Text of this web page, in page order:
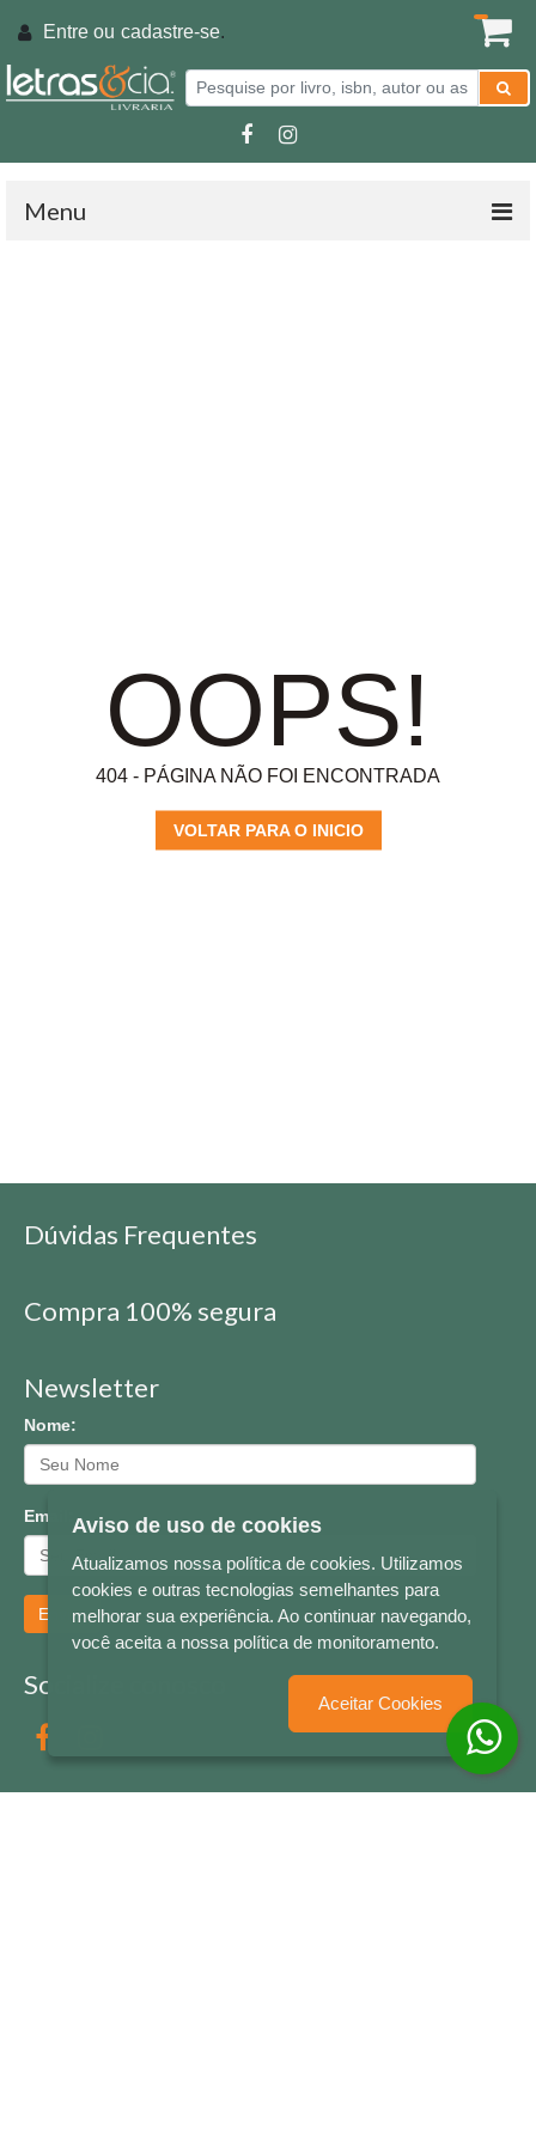
Entre ou cadastre-se.
Menu
OOPS!
404 - PÁGINA NÃO FOI ENCONTRADA
VOLTAR PARA O INICIO
Dúvidas Frequentes
Compra 100% segura
Newsletter
Nome:
Email:
Enviar
Socialize conosco
Aviso de uso de cookies
Atualizamos nossa política de cookies. Utilizamos
cookies e outras tecnologias semelhantes para
melhorar sua experiência. Ao continuar navegando,
você aceita a nossa política de monitoramento.
Aceitar Cookies